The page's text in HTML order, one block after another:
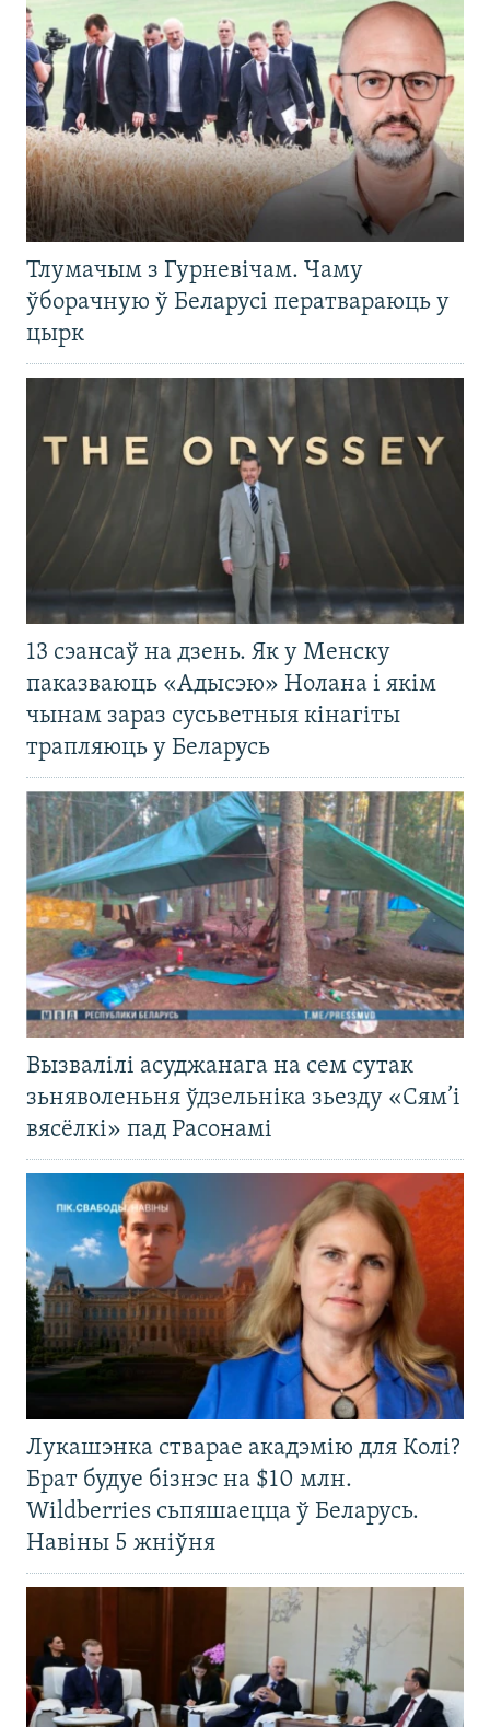
Тлумачым з Гурневічам. Чаму
ўборачную ў Беларусі ператвараюць у
цырк
13 сэансаў на дзень. Як у Менску
паказваюць «Адысэю» Нолана і якім
чынам зараз сусьветныя кінагіты
трапляюць у Беларусь
Вызвалілі асуджанага на сем сутак
зьняволеньня ўдзельніка зьезду «Сям’і
вясёлкі» пад Расонамі
Лукашэнка стварае акадэмію для Колі?
Брат будуе бізнэс на $10 млн.
Wildberries сьпяшаецца ў Беларусь.
Навіны 5 жніўня